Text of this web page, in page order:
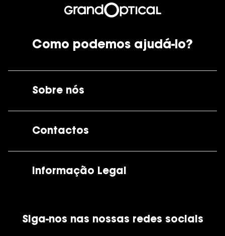
Como podemos ajudá-lo?
Sobre nós
Contactos
Informação Legal
Política de Cookies
Siga-nos nas nossas redes sociais